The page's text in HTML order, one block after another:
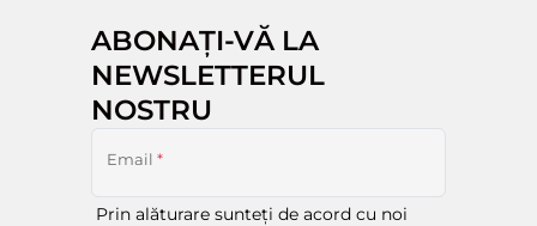
ABONAȚI-VĂ LA
NEWSLETTERUL
NOSTRU
Email *
Prin alăturare sunteți de acord cu noi